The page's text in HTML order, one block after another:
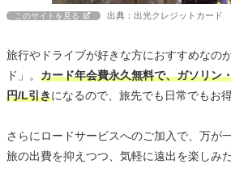
このサイトを見る 出典：出光クレジットカード
旅行やドライブが好きな方におすすめなの
ド」。 カード年会費永久無料で、ガソリン
円/L引きになるので、旅先でも日常でもお
さらにロードサービスへのご加入で、万が
旅の出費を抑えつつ、気軽に遠出を楽しみ